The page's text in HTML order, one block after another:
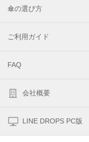
傘の選び方
ご利用ガイド
FAQ
会社概要
LINE DROPS PC版